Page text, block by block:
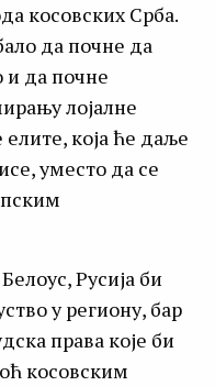
косовских Срба.
да почне да
и да почне
лојалне
која ће даље
уместо да се
Русија би
у региону, бар
права које би
косовским